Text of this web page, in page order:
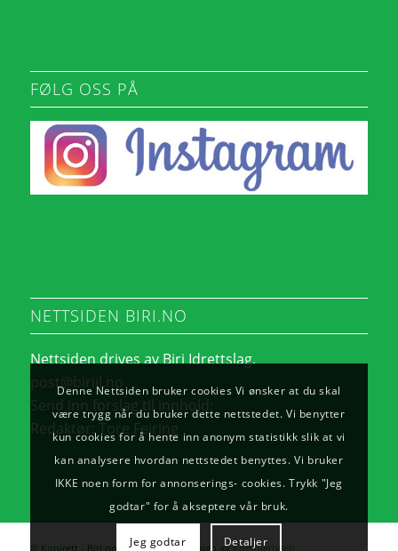
FØLG OSS PÅ
NETTSIDEN BIRI.NO
Nettsiden drives av Biri Idrettslag.
post@biriil.no
Send inn forslag til innhold:
Redaktør:Tore Feiring
© Kopirett - Biri.no. - Utvikling og design avKomplettweb
Denne Nettsiden bruker cookies Vi ønsker at du skal
være trygg når du bruker dette nettstedet. Vi benytter
kun cookies for å hente inn anonym statistikk slik at vi
kan analysere hvordan nettstedet benyttes. Vi bruker
IKKE noen form for annonserings- cookies. Trykk "Jeg
godtar" for å akseptere vår bruk.
Jeg godtar Detaljer